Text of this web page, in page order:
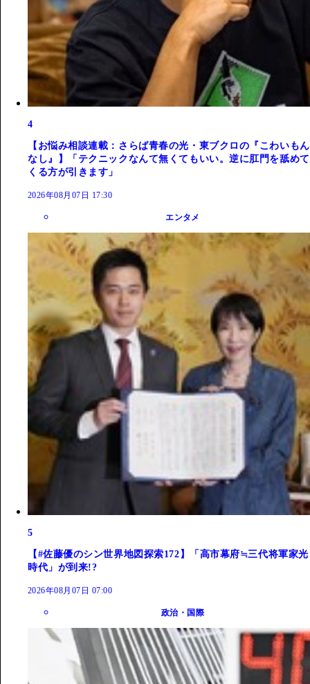
4
【お悩み相談連載：さらば青春の光・東ブクロの『こわいもん
なし』】「テクニックなんて無くてもいい。逆に肛門を舐めて
くる方が引きます」
2026年08月07日 17:30
エンタメ
5
【#佐藤優のシン世界地図探索172】「高市幕府≒三代将軍家光
時代」が到来!?
2026年08月07日 07:00
政治・国際